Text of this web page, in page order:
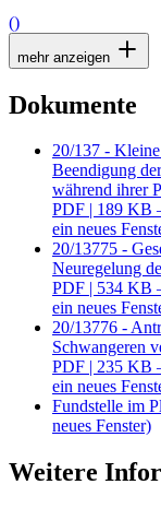
()
mehr anzeigen
Dokumente
20/137 -
Beendigung
während ihrer
PDF | 189 KB
ein neues
20/13775 -
Neuregelung
PDF | 534 KB
ein neues
20/13776 -
Schwangeren
PDF | 235 KB
ein neues
Fundstelle im
neues Fenster)
Weitere